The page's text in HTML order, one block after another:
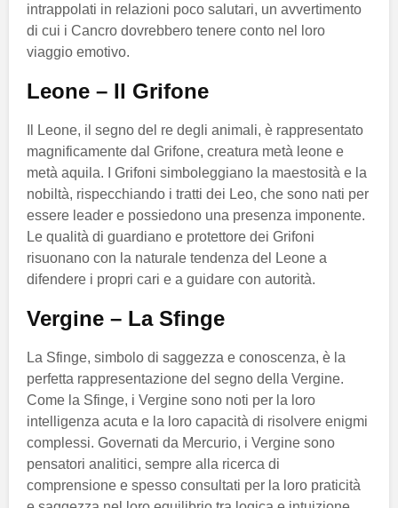
intrappolati in relazioni poco salutari, un avvertimento
di cui i Cancro dovrebbero tenere conto nel loro
viaggio emotivo.
Leone – Il Grifone
Il Leone, il segno del re degli animali, è rappresentato
magnificamente dal Grifone, creatura metà leone e
metà aquila. I Grifoni simboleggiano la maestosità e la
nobiltà, rispecchiando i tratti dei Leo, che sono nati per
essere leader e possiedono una presenza imponente.
Le qualità di guardiano e protettore dei Grifoni
risuonano con la naturale tendenza del Leone a
difendere i propri cari e a guidare con autorità.
Vergine – La Sfinge
La Sfinge, simbolo di saggezza e conoscenza, è la
perfetta rappresentazione del segno della Vergine.
Come la Sfinge, i Vergine sono noti per la loro
intelligenza acuta e la loro capacità di risolvere enigmi
complessi. Governati da Mercurio, i Vergine sono
pensatori analitici, sempre alla ricerca di
comprensione e spesso consultati per la loro praticità